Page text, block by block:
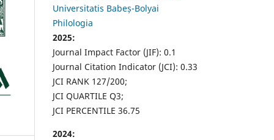
Universitatis Babeș-Bolyai
Philologia
2025:
Journal Impact Factor (JIF): 0.1
Journal Citation Indicator (JCI): 0.33
JCI RANK 127/200;
JCI QUARTILE Q3;
JCI PERCENTILE 36.75
2024: